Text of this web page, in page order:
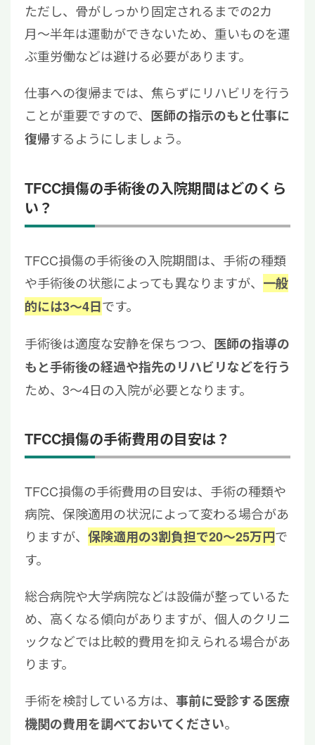
ただし、骨がしっかり固定されるまでの2カ
月〜半年は運動ができないため、重いものを運
ぶ重労働などは避ける必要があります。
仕事への復帰までは、焦らずにリハビリを行う
ことが重要ですので、 医師の指示のもと仕事に
復帰するようにしましょう。
TFCC損傷の手術後の入院期間はどのくら
い？
TFCC損傷の手術後の入院期間は、手術の種類
や手術後の状態によっても異なりますが、 一般
的には3〜4日です。
手術後は適度な安静を保ちつつ、 医師の指導の
もと手術後の経過や指先のリハビリなどを行う
ため、3～4日の入院が必要となります。
TFCC損傷の手術費用の目安は？
TFCC損傷の手術費用の目安は、手術の種類や
病院、保険適用の状況によって変わる場合があ
りますが、 保険適用の3割負担で20〜25万円で
す。
総合病院や大学病院などは設備が整っているた
め、高くなる傾向がありますが、個人のクリニ
ックなどでは比較的費用を抑えられる場合があ
ります。
手術を検討している方は、 事前に受診する医療
機関の費用を調べておいてください。